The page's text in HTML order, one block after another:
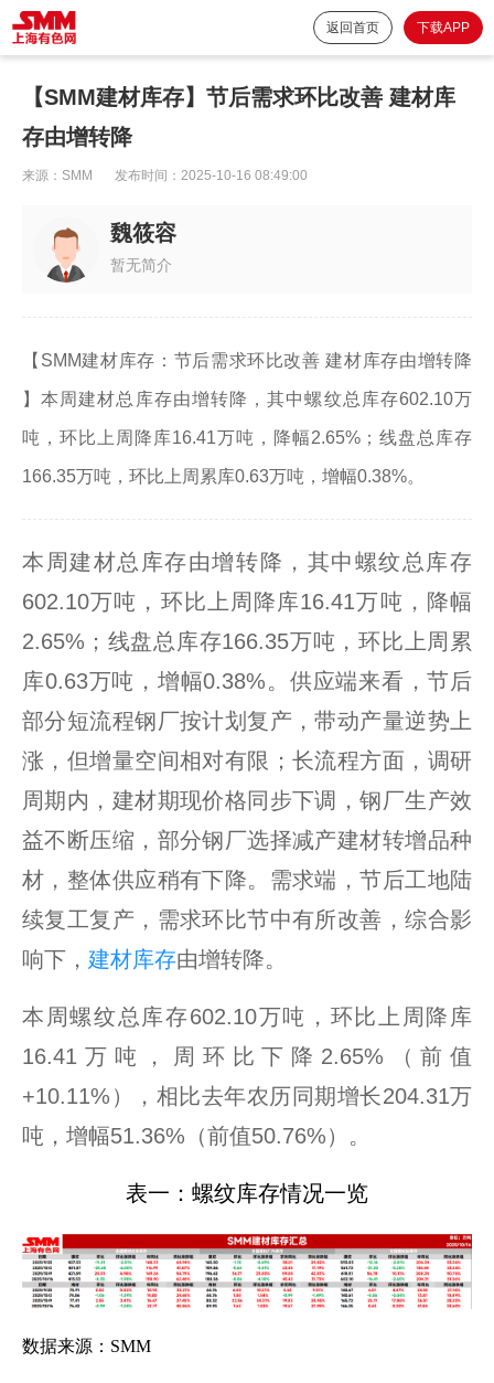
返回首页 下载APP
【SMM建材库存】节后需求环比改善 建材库
存由增转降
来源： SMM 发布时间： 2025-10-16 08:49:00
魏筱容
暂无简介
【SMM建材库存：节后需求环比改善 建材库存由增转降
】本周建材总库存由增转降，其中螺纹总库存602.10万
吨，环比上周降库16.41万吨，降幅2.65%；线盘总库存
166.35万吨，环比上周累库0.63万吨，增幅0.38%。
本周建材总库存由增转降，其中螺纹总库存
602.10万吨，环比上周降库16.41万吨，降幅
2.65%；线盘总库存166.35万吨，环比上周累
库0.63万吨，增幅0.38%。供应端来看，节后
部分短流程钢厂按计划复产，带动产量逆势上
涨，但增量空间相对有限；长流程方面，调研
周期内，建材期现价格同步下调，钢厂生产效
益不断压缩，部分钢厂选择减产建材转增品种
材，整体供应稍有下降。需求端，节后工地陆
续复工复产，需求环比节中有所改善，综合影
响下， 建材库存由增转降。
本周螺纹总库存602.10万吨，环比上周降库
16.41万吨，周环比下降2.65%（前值
+10.11%），相比去年农历同期增长204.31万
吨，增幅51.36%（前值50.76%）。
表一：螺纹库存情况一览
数据来源：SMM